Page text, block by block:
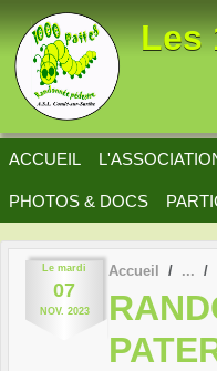
Les
ACCUEIL
PHOTOS & DOCS
Le mardi
07
NOV. 2023
Accueil
Panneau de gestion des